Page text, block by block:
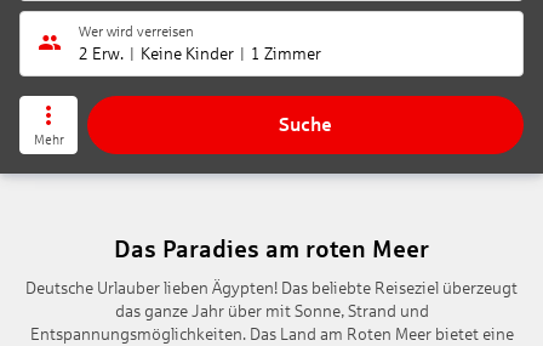
Wer wird verreisen
2 Erw. Keine Kinder 1 Zimmer
Mehr
Suche
Das Paradies am roten Meer
Deutsche Urlauber lieben Ägypten! Das beliebte Reiseziel überzeugt
das ganze Jahr über mit Sonne, Strand und
Entspannungsmöglichkeiten. Das Land am Roten Meer bietet eine